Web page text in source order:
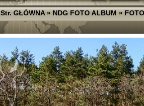
Str. GŁÓWNA»NDG FOTO ALBUM»